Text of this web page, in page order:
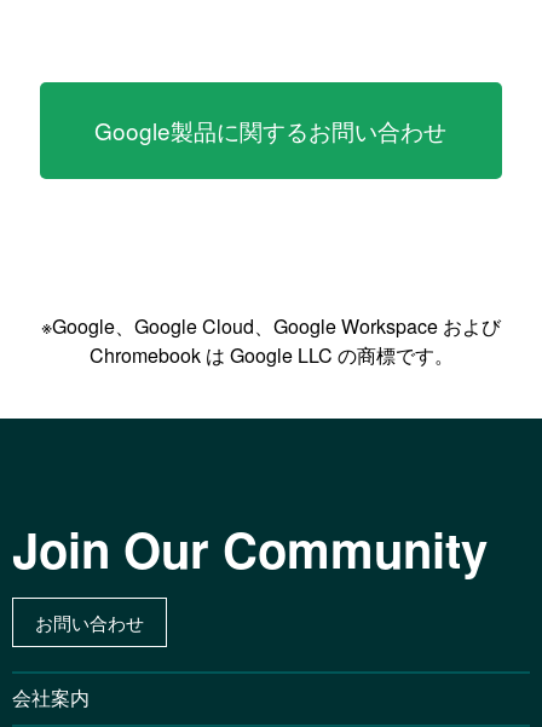
Google製品に関するお問い合わせ
※Google、Google Cloud、Google Workspace および
Chromebook は Google LLC の商標です。
Join Our Community
お問い合わせ
会社案内